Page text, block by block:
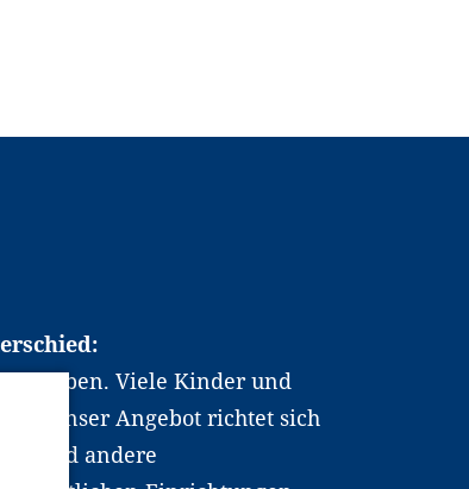
Viele Kinder und
Unser Angebot richtet sich
und andere